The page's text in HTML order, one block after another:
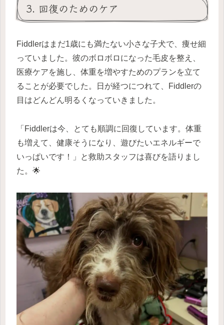
3. 回復のためのケア
Fiddlerはまだ1歳にも満たない小さな子犬で、痩せ細
っていました。彼のボロボロになった毛皮を整え、
医療ケアを施し、体重を増やすためのプランを立て
ることが必要でした。日が経つにつれて、Fiddlerの
目はどんどん明るくなっていきました。
「Fiddlerは今、とても順調に回復しています。体重
も増えて、健康そうになり、遊びたいエネルギーで
いっぱいです！」と救助スタッフは喜びを語りまし
た。🌟